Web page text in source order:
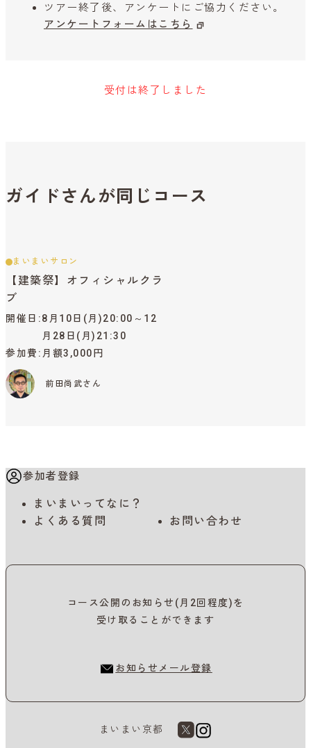
ツアー終了後、アンケートにご協力ください。
アンケートフォームはこちら
受付は終了しました
ガイドさんが同じコース
まいまいサロン
【建築祭】オフィシャルクラ
ブ
開催日
8月10日(月)20:00～12
月28日(月)21:30
参加費
月額3,000円
前田尚武さん
参加者登録
まいまいってなに？
よくある質問
お問い合わせ
コース公開のお知らせ(月2回程度)を
受け取ることができます
お知らせメール登録
まいまい京都